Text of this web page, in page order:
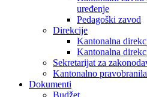
uređenje
Pedagoški zavod
Direkcije
Kantonalna
Kantonalna
Sekretarijat za
Kantonalno
Dokumenti